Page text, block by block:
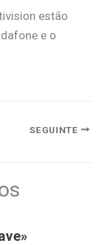
estão
e o
SEGUINTE